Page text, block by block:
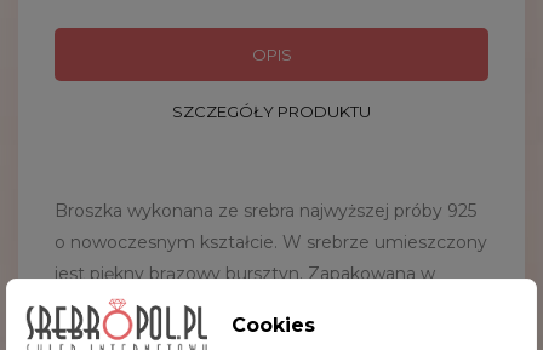
OPIS
SZCZEGÓŁY PRODUKTU
Broszka wykonana ze srebra najwyższej próby 925
o nowoczesnym kształcie. W srebrze umieszczony
jest piękny brązowy bursztyn. Zapakowana w
ozdobne etui. Wspaniały prezent na każdą okazję
dla bliskiej, ukochanej osoby.
Cookies